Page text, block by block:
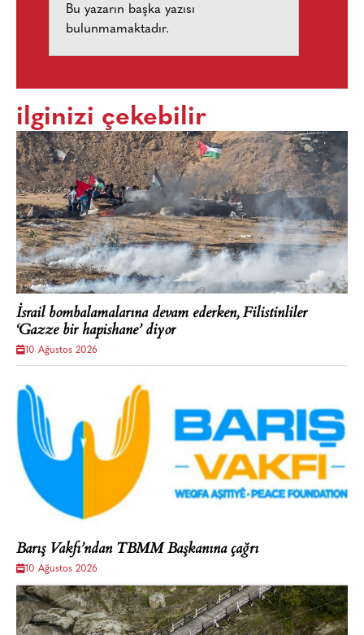
Bu yazarın başka yazısı
bulunmamaktadır.
ilginizi çekebilir
İsrail bombalamalarına devam ederken, Filistinliler
‘Gazze bir hapishane’ diyor
10 Ağustos 2026
Barış Vakfı’ndan TBMM Başkanına çağrı
10 Ağustos 2026